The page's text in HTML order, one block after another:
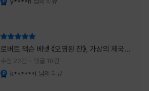
로버트 잭슨 베넷 《오염된 잔》, 가상의 제국이
주는 실감과 미스터리 사건의 치밀함이 이루어
내는 최상의 시너지...
추천 22건 댓글 18건
k******i 님의 리뷰